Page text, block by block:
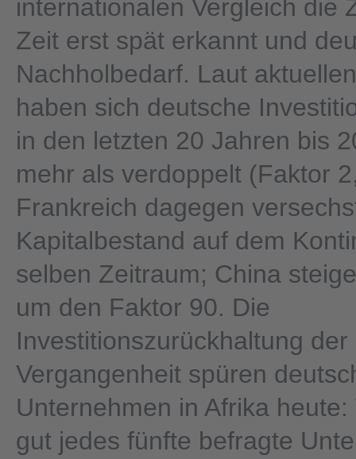
internationalen Vergleich die
Zeit erst spät erkannt und
Nachholbedarf. Laut
haben sich deutsche
in den letzten 20 Jahren bis
mehr als verdoppelt (Faktor
Frankreich dagegen
Kapitalbestand auf dem
selben Zeitraum; China
um den Faktor 90. Die
Investitionszurückhaltung der
Vergangenheit spüren
Unternehmen in Afrika
gut jedes fünfte befragte